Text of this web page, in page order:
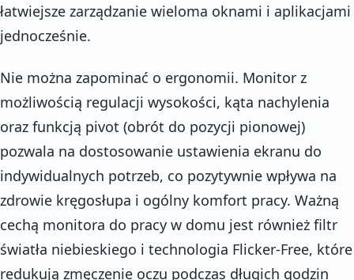
łatwiejsze zarządzanie wieloma oknami i aplikacjami
jednocześnie.
Nie można zapominać o ergonomii. Monitor z
możliwością regulacji wysokości, kąta nachylenia
oraz funkcją pivot (obrót do pozycji pionowej)
pozwala na dostosowanie ustawienia ekranu do
indywidualnych potrzeb, co pozytywnie wpływa na
zdrowie kręgosłupa i ogólny komfort pracy. Ważną
cechą monitora do pracy w domu jest również filtr
światła niebieskiego i technologia Flicker-Free, które
redukują zmęczenie oczu podczas długich godzin